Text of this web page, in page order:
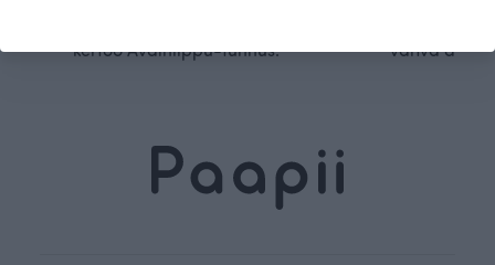
kertoo Avainlippu-tunnus.
vahva